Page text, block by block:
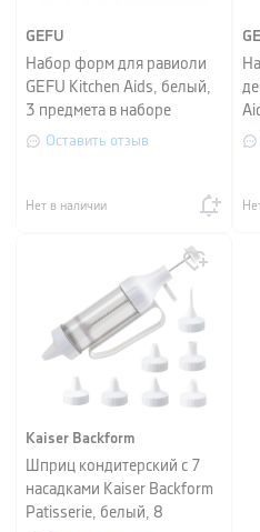
GEFU
Набор форм для равиоли
GEFU Kitchen Aids, белый,
3 предмета в наборе
Оставить отзыв
Нет в наличии
Kaiser Backform
Шприц кондитерский с 7
насадками Kaiser Backform
Patisserie, белый, 8